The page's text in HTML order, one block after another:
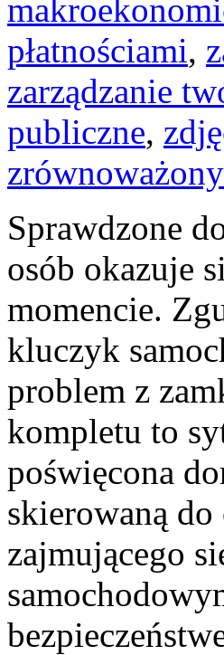
płatnościami,
zarządzanie
publiczne,
Sprawdzone
osób okazuje
momencie.
kluczyk
problem z
kompletu to
poświęcona
skierowaną
zajmującego